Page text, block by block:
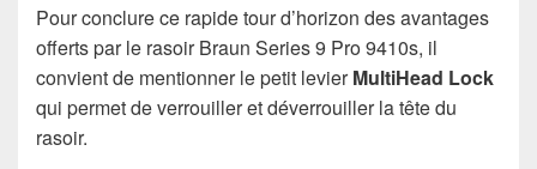
Pour conclure ce rapide tour d’horizon des avantages
offerts par le rasoir Braun Series 9 Pro 9410s, il
convient de mentionner le petit levierMultiHead Lock
qui permet de verrouiller et déverrouiller la tête du
rasoir.